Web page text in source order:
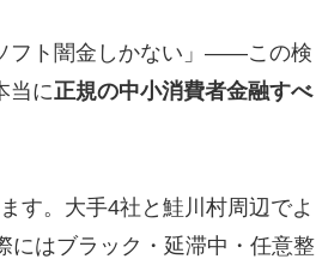
フト闇金しかない」——この検
当に正規の中小消費者金融すべ
す。大手4社と鮭川村周辺でよ
にはブラック・延滞中・任意整